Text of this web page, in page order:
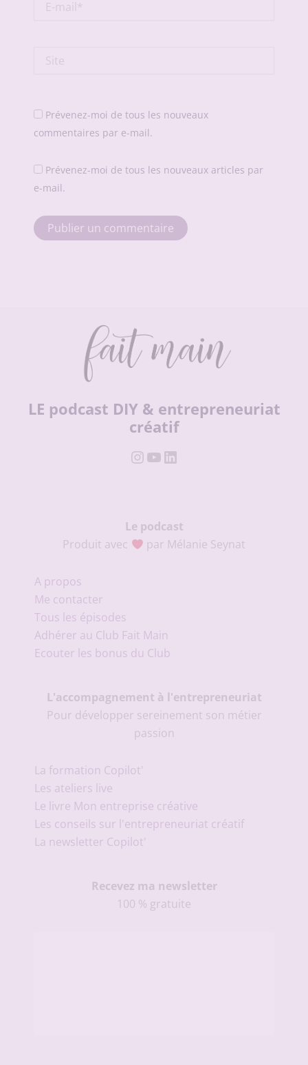
mail*
Prévenez-moi de tous les nouveaux
commentaires par e-mail.
Prévenez-moi de tous les nouveaux articles par
e-mail.
LE podcast DIY & entrepreneuriat
créatif
Instagram
YouTube
LinkedIn
Le podcast
Produit avec
par Mélanie Seynat
A propos
Me contacter
Tous les épisodes
Adhérer au Club Fait Main
Ecouter les bonus du Club
L'accompagnement à l'entrepreneuriat
Pour développer sereinement son métier
passion
La formation Copilot'
Les ateliers live
Le livre Mon entreprise créative
Les conseils sur l'entrepreneuriat créatif
La newsletter Copilot'
Recevez ma newsletter
100 % gratuite